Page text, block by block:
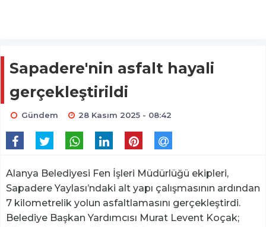
Sapadere'nin asfalt hayali
gerçekleştirildi
Gündem 28 Kasım 2025 - 08:42
Alanya Belediyesi Fen İşleri Müdürlüğü ekipleri,
Sapadere Yaylası’ndaki alt yapı çalışmasının ardından
7 kilometrelik yolun asfaltlamasını gerçekleştirdi.
Belediye Başkan Yardımcısı Murat Levent Koçak;